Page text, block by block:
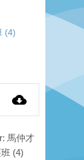
(4)
馬仲才
(4)